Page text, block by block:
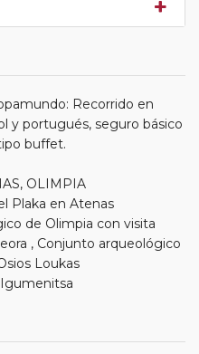
Recorrido en
y portugués, seguro básico
buffet.
OLIMPIA
Plaka en Atenas
de Olimpia con visita
, Conjunto arqueológico
Loukas